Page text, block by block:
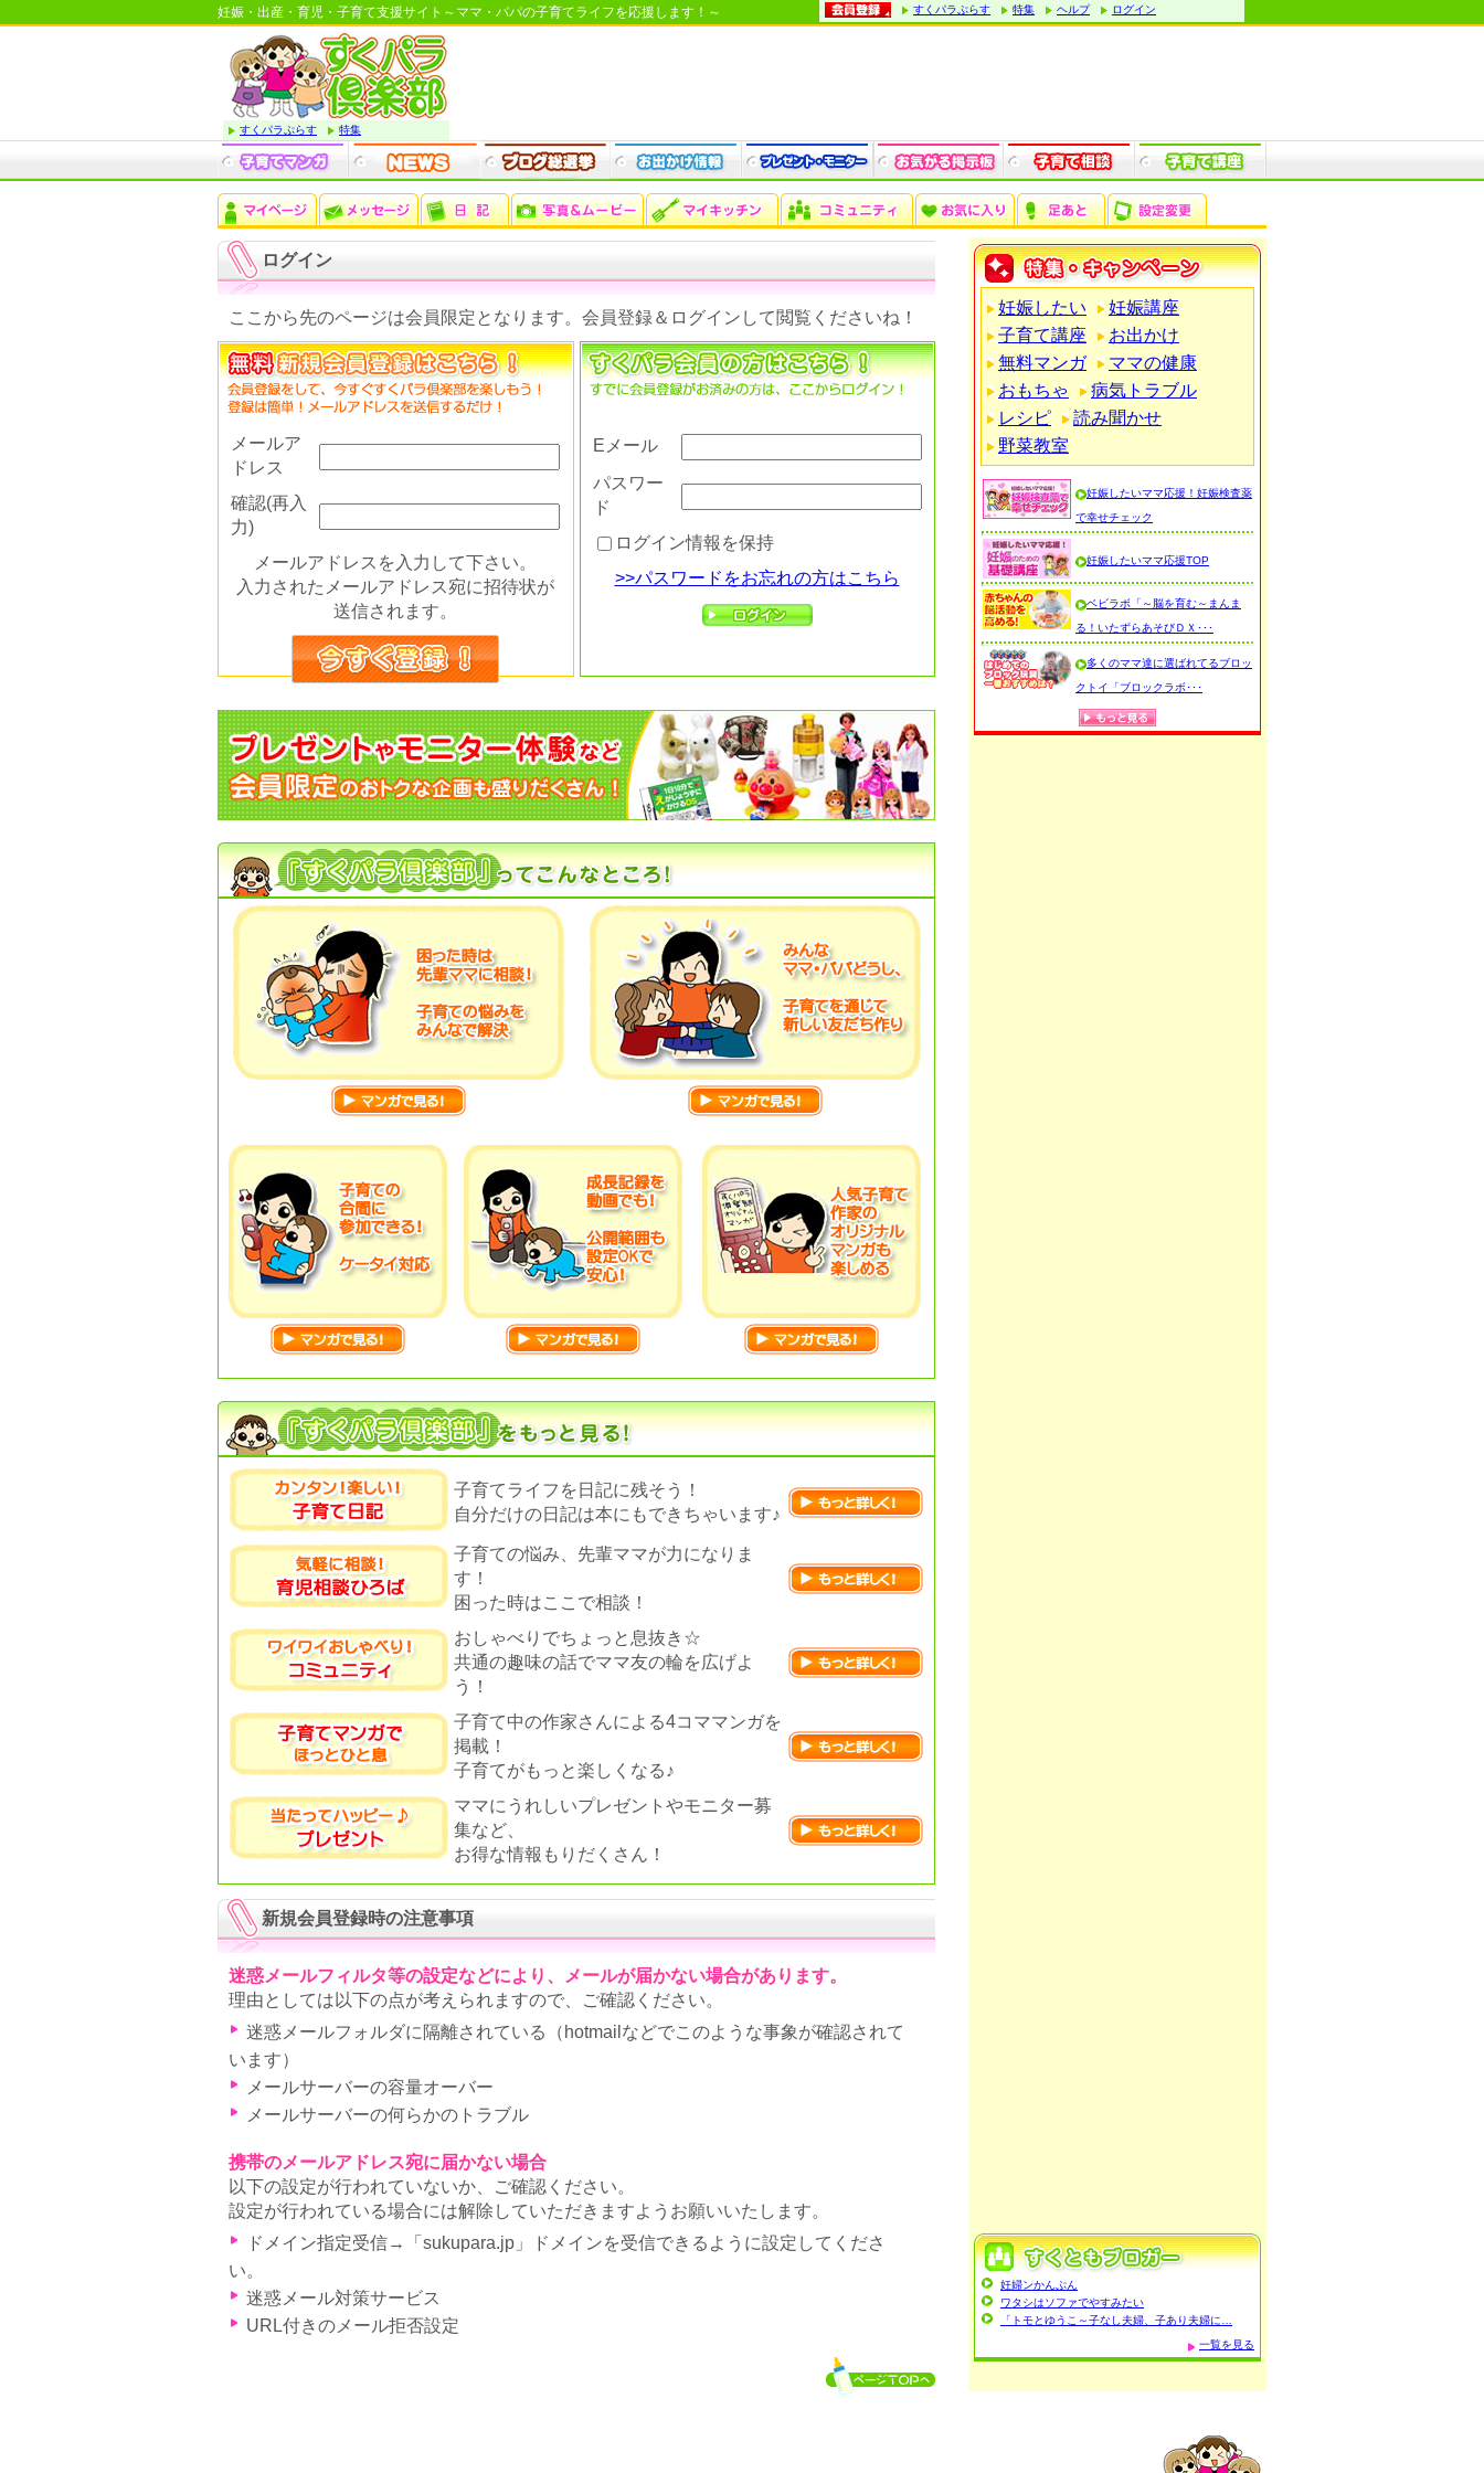
妊娠・出産・育児・子育て支援サイト～ママ・パパの子育てライフを応援します！～ すくパラぷらす 特集 ヘルプ ログイン
すくパラぷらす 特集
ログイン
ここから先のページは会員限定となります。会員登録＆ログインして閲覧くださいね！
メールア
ドレス
確認(再入
力)
メールアドレスを入力して下さい。
入力されたメールアドレス宛に招待状が
送信されます。
Eメール
パスワー
ド
ログイン情報を保持
>>パスワードをお忘れの方はこちら
子育てライフを日記に残そう！
自分だけの日記は本にもできちゃいます♪
子育ての悩み、先輩ママが力になりま
す！
困った時はここで相談！
おしゃべりでちょっと息抜き☆
共通の趣味の話でママ友の輪を広げよ
う！
子育て中の作家さんによる4コママンガを
掲載！
子育てがもっと楽しくなる♪
ママにうれしいプレゼントやモニター募
集など、
お得な情報もりだくさん！
新規会員登録時の注意事項
迷惑メールフィルタ等の設定などにより、メールが届かない場合があります。
理由としては以下の点が考えられますので、ご確認ください。
迷惑メールフォルダに隔離されている（hotmailなどでこのような事象が確認されて
います）
メールサーバーの容量オーバー
メールサーバーの何らかのトラブル
携帯のメールアドレス宛に届かない場合
以下の設定が行われていないか、ご確認ください。
設定が行われている場合には解除していただきますようお願いいたします。
ドメイン指定受信→「sukupara.jp」ドメインを受信できるように設定してくださ
い。
迷惑メール対策サービス
URL付きのメール拒否設定
妊娠したい
妊娠講座
子育て講座
お出かけ
無料マンガ
ママの健康
おもちゃ
病気トラブル
レシピ
読み聞かせ
野菜教室
妊娠したいママ応援！妊娠検査薬
で幸せチェック
妊娠したいママ応援TOP
ベビラボ「～脳を育む～まんま
る！いたずらあそびＤＸ･･･
多くのママ達に選ばれてるブロッ
クトイ「ブロックラボ･･･
妊婦ンかんぷん
ワタシはソファでやすみたい
「トモとゆうこ～子なし夫婦、子あり夫婦に…
一覧を見る